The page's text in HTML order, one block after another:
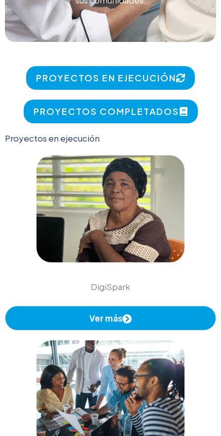
PROYECTOS EN EJECUCIÓN
PROYECTOS COMPLETADOS
Proyectos en ejecución
DigiSpark
Ver más